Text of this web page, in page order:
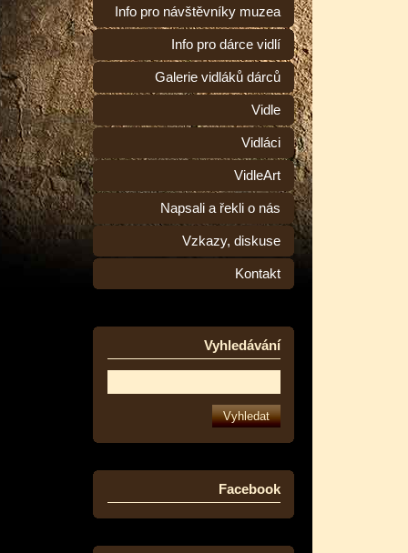
Info pro návštěvníky muzea
Info pro dárce vidlí
Galerie vidláků dárců
Vidle
Vidláci
VidleArt
Napsali a řekli o nás
Vzkazy, diskuse
Kontakt
Vyhledávání
Facebook